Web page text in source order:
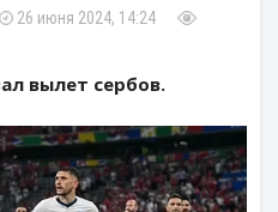
26 июня 2024, 14:24
вылет сербов.